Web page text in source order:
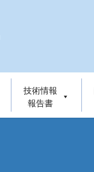
技術情報
報告書